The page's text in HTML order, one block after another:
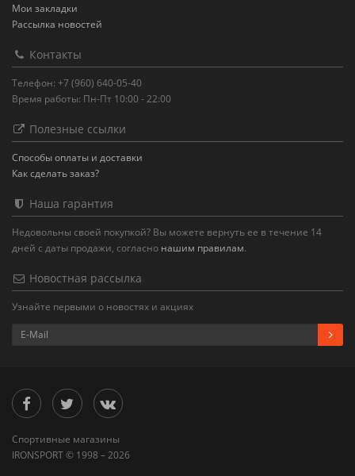
Мои закладки
Рассылка новостей
Контакты
Телефон: +7 (960) 640-05-40
Время работы: Пн-Пт 10:00 - 22:00
Полезные ссылки
Способы оплаты и доставки
Как сделать заказ?
Наша гарантия
Недовольны своей покупкой? Вы можете вернуть ее в течение 14
дней с даты продажи, согласно нашим правилам.
Новостная рассылка
Узнайте первыми о новостях и акциях
Спортивные магазины
IRONSPORT © 1998 – 2026